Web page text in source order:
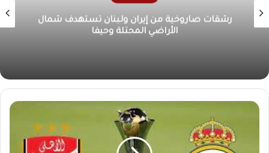
الرئيس الإيراني: لا مفاوضات نووية في ظل استمرار
هجمات الإحتلال الإسرائيلي